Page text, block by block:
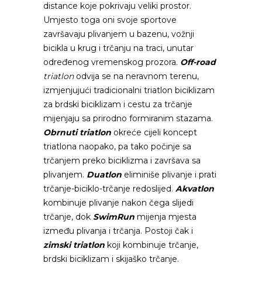
distance koje pokrivaju veliki prostor.
Umjesto toga oni svoje sportove
završavaju plivanjem u bazenu, vožnji
bicikla u krug i trčanju na traci, unutar
određenog vremenskog prozora. Off-road
triatlonodvija se na neravnom terenu,
izmjenjujući tradicionalni triatlon biciklizam
za brdski biciklizam i cestu za trčanje
mijenjaju sa prirodno formiranim stazama.
Obrnuti triatlon okreće cijeli koncept
triatlona naopako, pa tako počinje sa
trčanjem preko biciklizma i završava sa
plivanjem. Duatlon eliminiše plivanje i prati
trčanje-biciklo-trčanje redoslijed. Akvatlon
kombinuje plivanje nakon čega slijedi
trčanje, dok SwimRun mijenja mjesta
između plivanja i trčanja. Postoji čak i
zimski triatlon koji kombinuje trčanje,
brdski biciklizam i skijaško trčanje.